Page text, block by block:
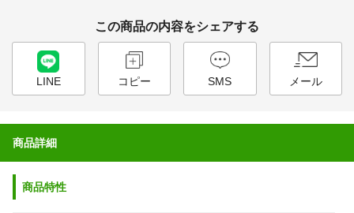
この商品の内容をシェアする
LINE コピー SMS メール
商品詳細
商品特性